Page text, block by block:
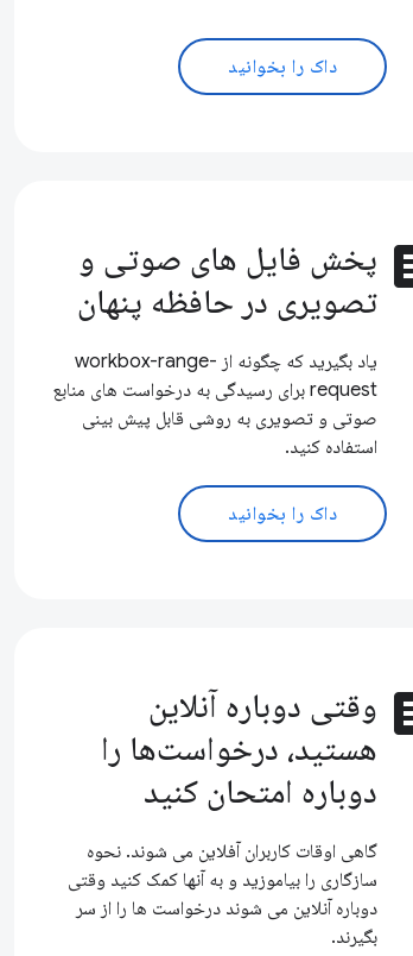
داک را بخوانید
پخش فایل های صوتی و
تصویری در حافظه پنهان
یاد بگیرید که چگونه از workbox-range-
request برای رسیدگی به درخواست های منابع
صوتی و تصویری به روشی قابل پیش بینی
استفاده کنید.
داک را بخوانید
وقتی دوباره آنلاین
هستید، درخواست‌ها را
دوباره امتحان کنید
گاهی اوقات کاربران آفلاین می شوند. نحوه
سازگاری را بیاموزید و به آنها کمک کنید وقتی
دوباره آنلاین می شوند درخواست ها را از سر
بگیرند.